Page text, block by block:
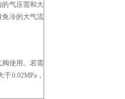
气压需和大
免冷的大气流
阀使用。若需
0.02MPa，